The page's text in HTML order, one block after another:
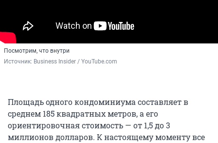
Посмотрим, что внутри
Источник: Business Insider / YouTube.com
Площадь одного кондоминиума составляет в
среднем 185 квадратных метров, а его
ориентировочная стоимость — от 1,5 до 3
миллионов долларов. К настоящему моменту все